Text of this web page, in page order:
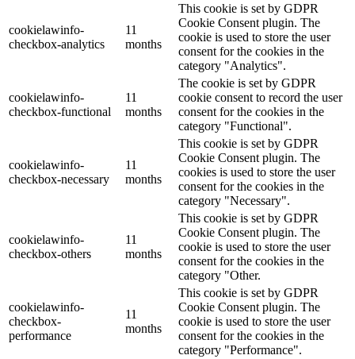
cookielawinfo-
checkbox-analytics
11
months
This cookie is set by GDPR
Cookie Consent plugin. The
cookie is used to store the user
consent for the cookies in the
category "Analytics".
cookielawinfo-
checkbox-functional
11
months
The cookie is set by GDPR
cookie consent to record the user
consent for the cookies in the
category "Functional".
cookielawinfo-
checkbox-necessary
11
months
This cookie is set by GDPR
Cookie Consent plugin. The
cookies is used to store the user
consent for the cookies in the
category "Necessary".
cookielawinfo-
checkbox-others
11
months
This cookie is set by GDPR
Cookie Consent plugin. The
cookie is used to store the user
consent for the cookies in the
category "Other.
cookielawinfo-
checkbox-
performance
11
months
This cookie is set by GDPR
Cookie Consent plugin. The
cookie is used to store the user
consent for the cookies in the
category "Performance".